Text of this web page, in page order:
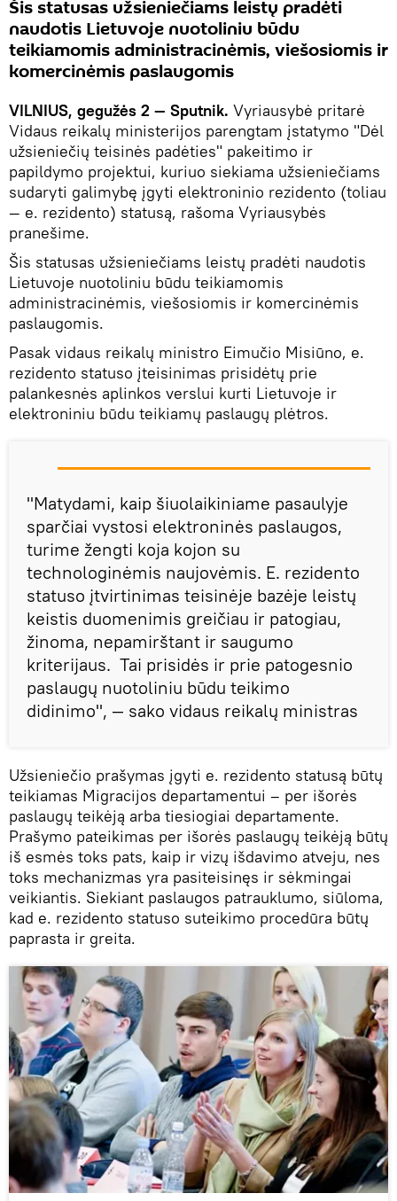
Šis statusas užsieniečiams leistų pradėti
naudotis Lietuvoje nuotoliniu būdu
teikiamomis administracinėmis, viešosiomis ir
komercinėmis paslaugomis
VILNIUS, gegužės 2 — Sputnik. Vyriausybė pritarė
Vidaus reikalų ministerijos parengtam įstatymo "Dėl
užsieniečių teisinės padėties" pakeitimo ir
papildymo projektui, kuriuo siekiama užsieniečiams
sudaryti galimybę įgyti elektroninio rezidento (toliau
— e. rezidento) statusą, rašoma Vyriausybės
pranešime.
Šis statusas užsieniečiams leistų pradėti naudotis
Lietuvoje nuotoliniu būdu teikiamomis
administracinėmis, viešosiomis ir komercinėmis
paslaugomis.
Pasak vidaus reikalų ministro Eimučio Misiūno, e.
rezidento statuso įteisinimas prisidėtų prie
palankesnės aplinkos verslui kurti Lietuvoje ir
elektroniniu būdu teikiamų paslaugų plėtros.
"Matydami, kaip šiuolaikiniame pasaulyje
sparčiai vystosi elektroninės paslaugos,
turime žengti koja kojon su
technologinėmis naujovėmis. E. rezidento
statuso įtvirtinimas teisinėje bazėje leistų
keistis duomenimis greičiau ir patogiau,
žinoma, nepamirštant ir saugumo
kriterijaus. Tai prisidės ir prie patogesnio
paslaugų nuotoliniu būdu teikimo
didinimo", — sako vidaus reikalų ministras
Užsieniečio prašymas įgyti e. rezidento statusą būtų
teikiamas Migracijos departamentui – per išorės
paslaugų teikėją arba tiesiogiai departamente.
Prašymo pateikimas per išorės paslaugų teikėją būtų
iš esmės toks pats, kaip ir vizų išdavimo atveju, nes
toks mechanizmas yra pasiteisinęs ir sėkmingai
veikiantis. Siekiant paslaugos patrauklumo, siūloma,
kad e. rezidento statuso suteikimo procedūra būtų
paprasta ir greita.